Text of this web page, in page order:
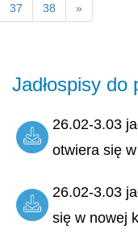
37 38 »
Jadłospisy do
26.02-3.03
otwiera się
26.02-3.03
się w nowej